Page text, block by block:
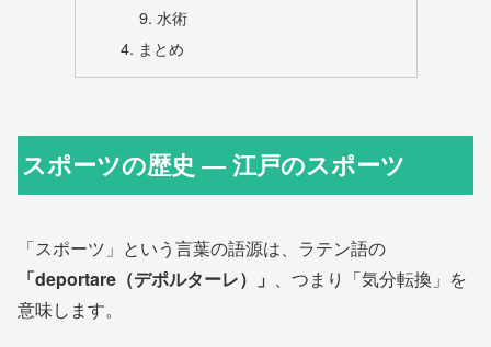
水術
まとめ
スポーツの歴史 ― 江戸のスポーツ
「スポーツ」という言葉の語源は、ラテン語の
「deportare（デポルターレ）」 、つまり「気分転換」を
意味します。